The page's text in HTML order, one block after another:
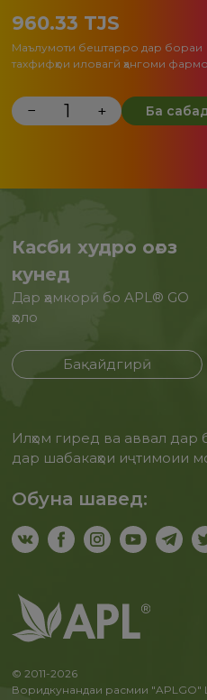
960.33 TJS
Маълумоти бештарро дар бораи
тахфифҳои иловагӣ ҳангоми
− + Ба
Касби худро оғоз
кунед
Дар ҳамкорӣ бо APL® GO
ҳоло
Бақайдгирӣ
Илҳом гиред ва аввал
дар шабакаҳои иҷтимоии
Обуна шавед:
© 2011-2026
Воридкунандаи расмии